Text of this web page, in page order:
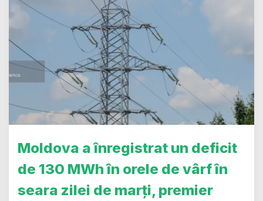
Moldova a înregistrat un deficit
de 130 MWh în orele de vârf în
seara zilei de marți, premier